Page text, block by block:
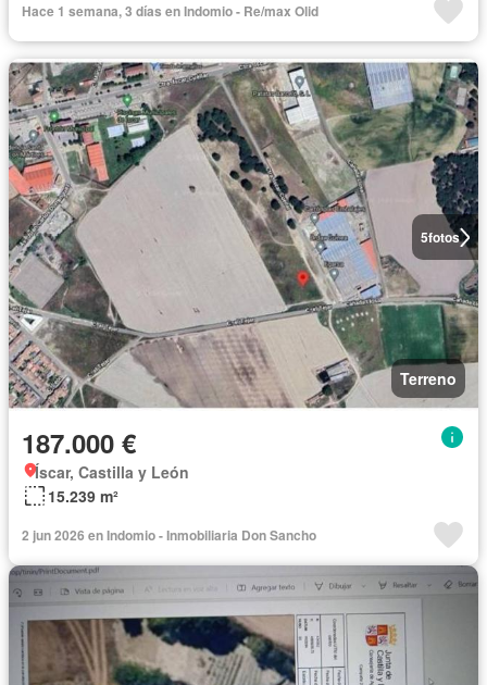
Hace 1 semana, 3 días en Indomio - Re/max Olid
5fotos
Terreno
187.000 €
Íscar, Castilla y León
15.239 m²
2 jun 2026 en Indomio - Inmobiliaria Don Sancho